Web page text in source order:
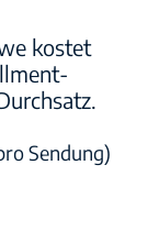
kostet
Sendung)